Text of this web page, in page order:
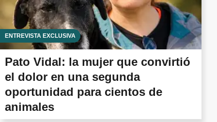
ENTREVISTA EXCLUSIVA
Pato Vidal: la mujer que convirtió
el dolor en una segunda
oportunidad para cientos de
animales